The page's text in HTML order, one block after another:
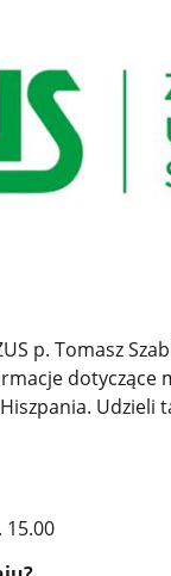
p. Tomasz
dotyczące
15.00